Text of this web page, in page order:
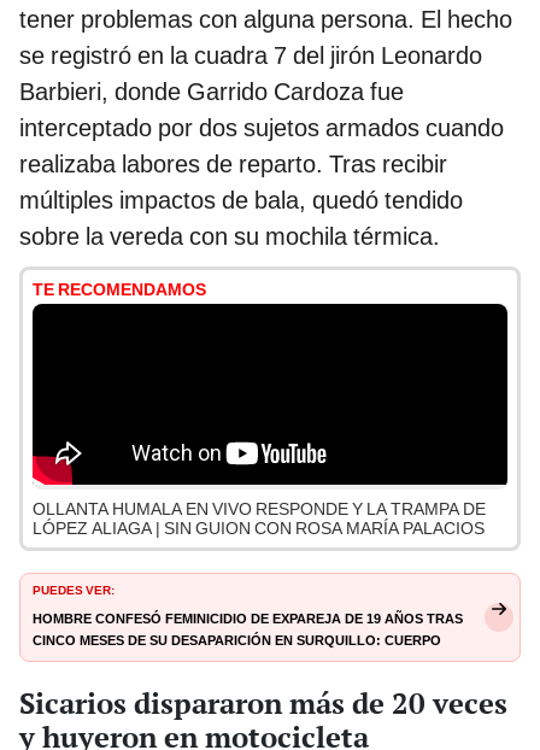
tener problemas con alguna persona. El hecho
se registró en la cuadra 7 del jirón Leonardo
Barbieri, donde Garrido Cardoza fue
interceptado por dos sujetos armados cuando
realizaba labores de reparto. Tras recibir
múltiples impactos de bala, quedó tendido
sobre la vereda con su mochila térmica.
TE RECOMENDAMOS
OLLANTA HUMALA EN VIVO RESPONDE Y LA TRAMPA DE
LÓPEZ ALIAGA | SIN GUION CON ROSA MARÍA PALACIOS
PUEDES VER:
Hombre confesó feminicidio de expareja de 19 años tras
cinco meses de su desaparición en Surquillo: cuerpo
nunca fue encontrado
Sicarios dispararon más de 20 veces
y huyeron en motocicleta